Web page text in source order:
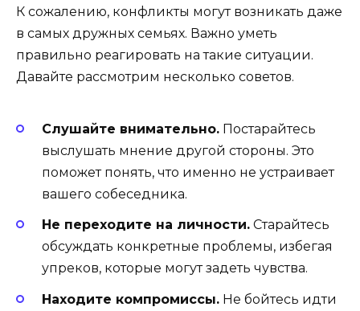
К сожалению, конфликты могут возникать даже
в самых дружных семьях. Важно уметь
правильно реагировать на такие ситуации.
Давайте рассмотрим несколько советов.
Слушайте внимательно. Постарайтесь
выслушать мнение другой стороны. Это
поможет понять, что именно не устраивает
вашего собеседника.
Не переходите на личности. Старайтесь
обсуждать конкретные проблемы, избегая
упреков, которые могут задеть чувства.
Находите компромиссы. Не бойтесь идти